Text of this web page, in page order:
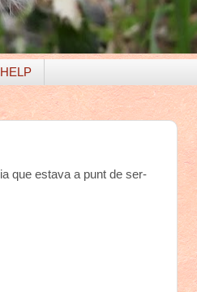
que estava a punt de ser-